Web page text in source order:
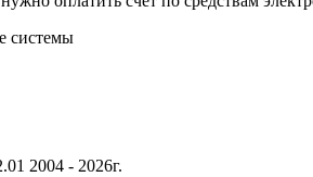
системы
2004 - 2026г.